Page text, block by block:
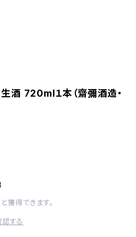
酒 720ml１本（齋彌酒造・
獲得できます。
する